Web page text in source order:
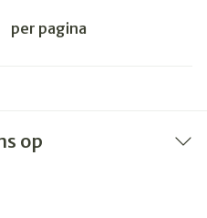
per pagina
op